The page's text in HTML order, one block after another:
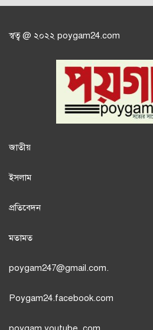
স্বত্ব @ ২০২২ poygam24.com
জাতীয়
ইসলাম
প্রতিবেদন
মতামত
poygam247@gmail.com.
Poygam24.facebook.com